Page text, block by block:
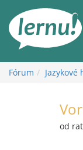
obsah
Fórum Jazykové
od